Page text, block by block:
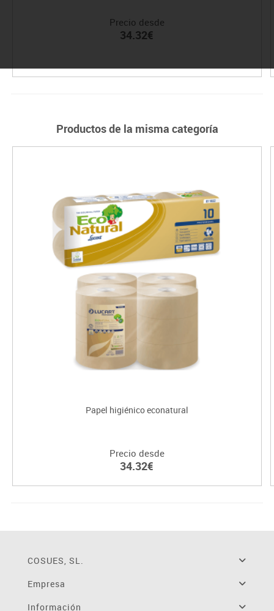
Precio desde
34.32€
Productos de la misma categoría
Papel higiénico econatural
Precio desde
34.32€
COSUES, SL.
Empresa
Información